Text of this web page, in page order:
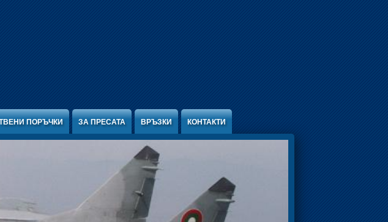
ПОРЪЧКИ ЗА ПРЕСАТА ВРЪЗКИ КОНТАКТИ